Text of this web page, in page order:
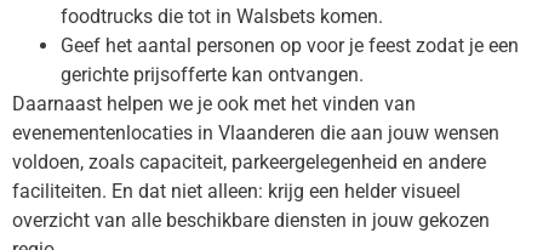
foodtrucks die tot in Walsbets komen.
Geef het aantal personen op voor je feest zodat je een
gerichte prijsofferte kan ontvangen.
Daarnaast helpen we je ook met het vinden van
evenementenlocaties in Vlaanderen die aan jouw wensen
voldoen, zoals capaciteit, parkeergelegenheid en andere
faciliteiten. En dat niet alleen: krijg een helder visueel
overzicht van alle beschikbare diensten in jouw gekozen